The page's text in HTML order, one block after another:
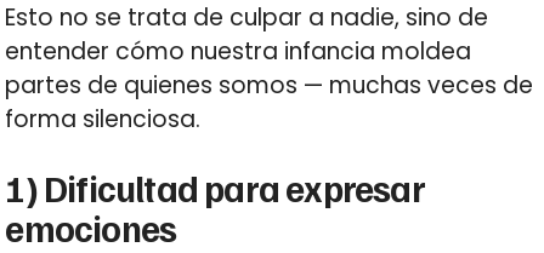
Esto no se trata de culpar a nadie, sino de
entender cómo nuestra infancia moldea
partes de quienes somos — muchas veces de
forma silenciosa.
1) Dificultad para expresar
emociones